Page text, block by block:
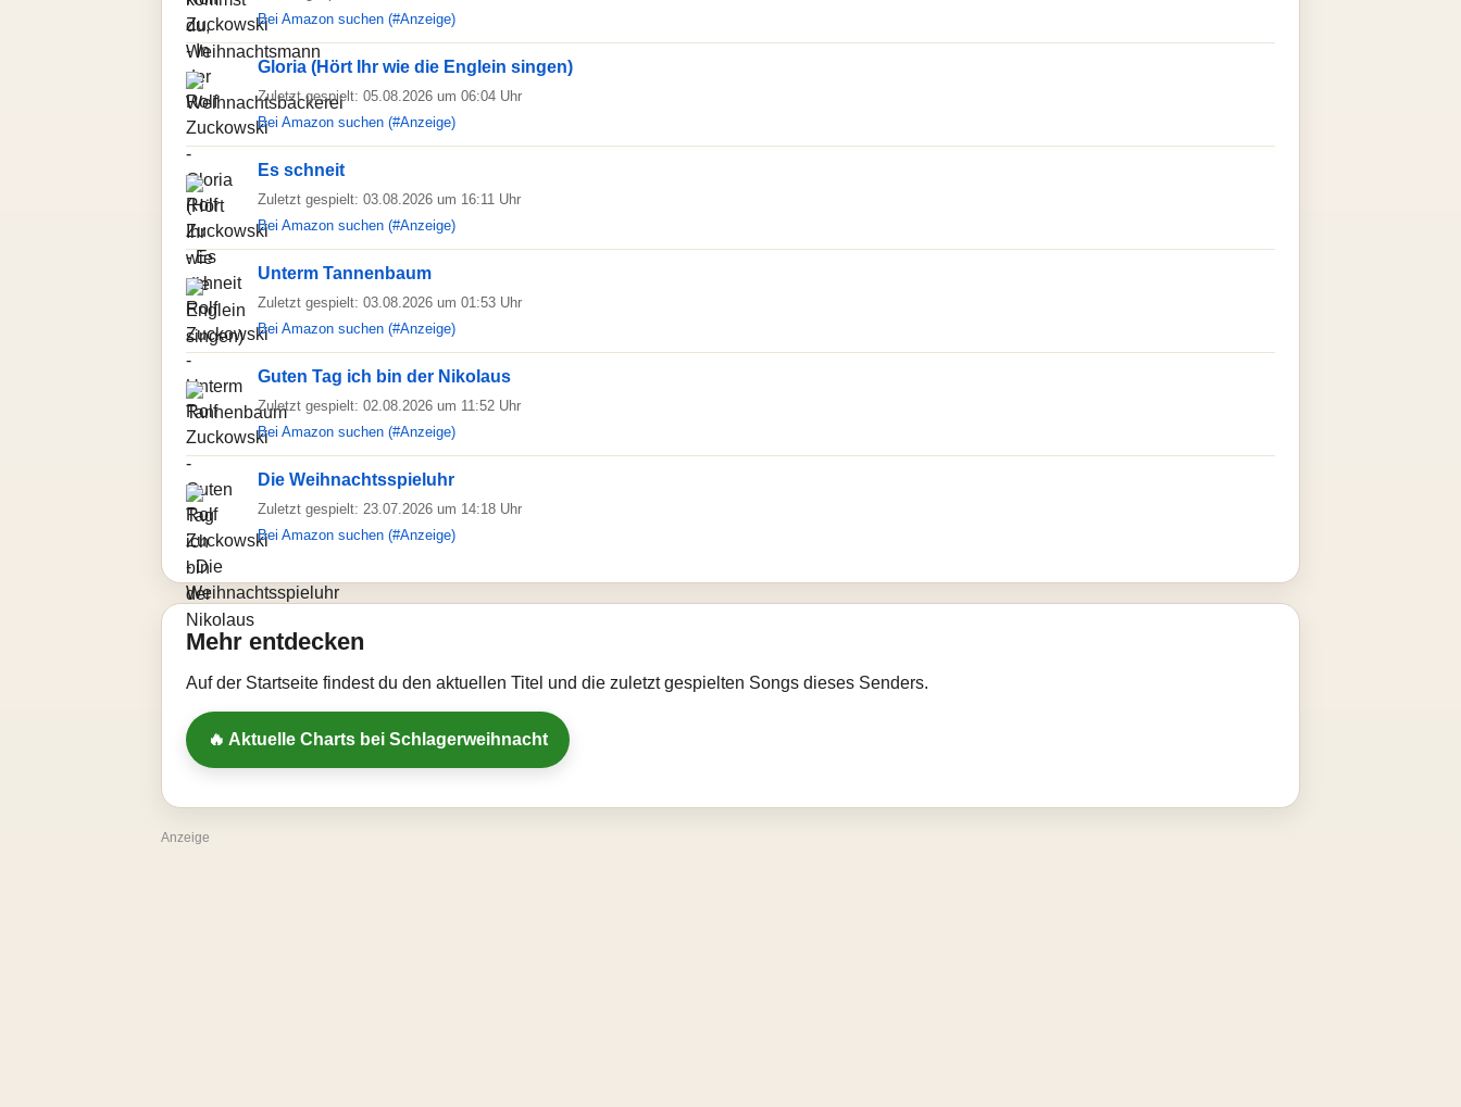
Bei Amazon suchen (#Anzeige)
Gloria (Hört Ihr wie die Englein singen)
Zuletzt gespielt: 05.08.2026 um 06:04 Uhr
Bei Amazon suchen (#Anzeige)
Es schneit
Zuletzt gespielt: 03.08.2026 um 16:11 Uhr
Bei Amazon suchen (#Anzeige)
Unterm Tannenbaum
Zuletzt gespielt: 03.08.2026 um 01:53 Uhr
Bei Amazon suchen (#Anzeige)
Guten Tag ich bin der Nikolaus
Zuletzt gespielt: 02.08.2026 um 11:52 Uhr
Bei Amazon suchen (#Anzeige)
Die Weihnachtsspieluhr
Zuletzt gespielt: 23.07.2026 um 14:18 Uhr
Bei Amazon suchen (#Anzeige)
Mehr entdecken
Auf der Startseite findest du den aktuellen Titel und die zuletzt gespielten Songs dieses Senders.
🔥 Aktuelle Charts bei Schlagerweihnacht
Anzeige